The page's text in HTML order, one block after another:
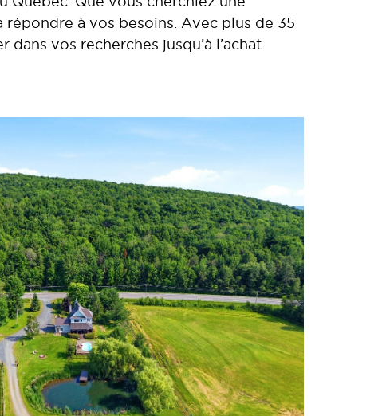
à vos besoins. Avec plus de 35
vos recherches jusqu’à l’achat.